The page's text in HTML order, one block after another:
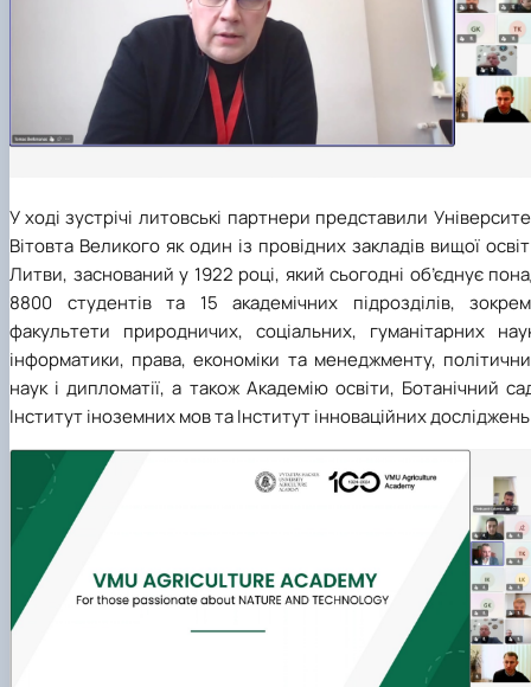
У ході зустрічі литовські партнери представили
Вітовта Великого як один із провідних закладів вищої
Литви, заснований у 1922 році, який сьогодні об’єднує
8800 студентів та 15 академічних підрозділів,
факультети природничих, соціальних, гуманітарних
інформатики, права, економіки та менеджменту,
наук і дипломатії, а також Академію освіти, Ботанічний
Інститут іноземних мов та Інститут інноваційних